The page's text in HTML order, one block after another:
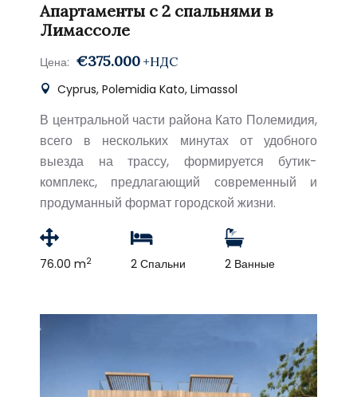
Апартаменты с 2 спальнями в
Лимассоле
Цена: €375.000 +НДС
Cyprus, Polemidia Kato, Limassol
В центральной части района Като Полемидия,
всего в нескольких минутах от удобного
выезда на трассу, формируется бутик-
комплекс, предлагающий современный и
продуманный формат городской жизни.
76.00 m2 2 Спальни 2 Ванные